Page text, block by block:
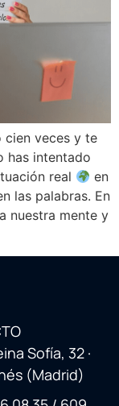
cien veces y te
has intentado
real
en
las palabras. En
nuestra mente y
Sofía, 32 ·
(Madrid)